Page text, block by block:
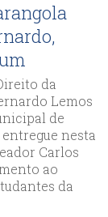
da
Lemos
de
nesta
Carlos
ao
da